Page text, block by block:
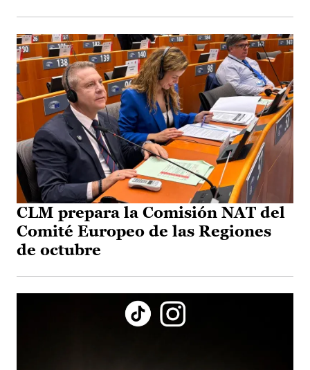
CLM prepara la Comisión NAT del
Comité Europeo de las Regiones
de octubre